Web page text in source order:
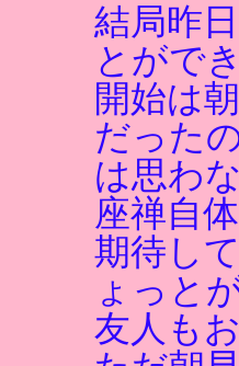
結局昨
とがで
開始は
だった
は思わ
座禅自
期待し
ょっと
友人も